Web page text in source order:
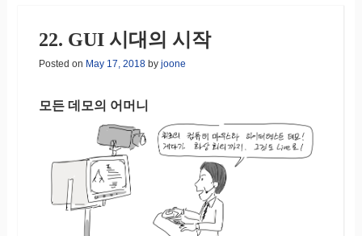
22. GUI 시대의 시작
Posted on May 17, 2018by joone
모든 데모의 어머니